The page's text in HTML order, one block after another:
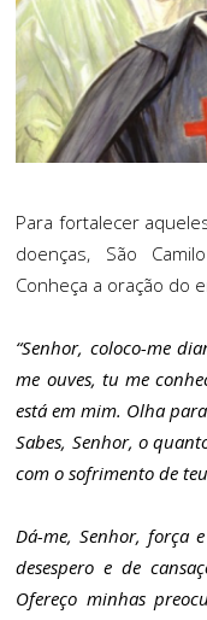
Para fortalecer
doenças, São
Conheça a oração do
“Senhor, coloco-me
me ouves, tu me
está em mim. Olha
Sabes, Senhor, o
com o sofrimento de
Dá-me, Senhor, força
desespero e de
Ofereço minhas